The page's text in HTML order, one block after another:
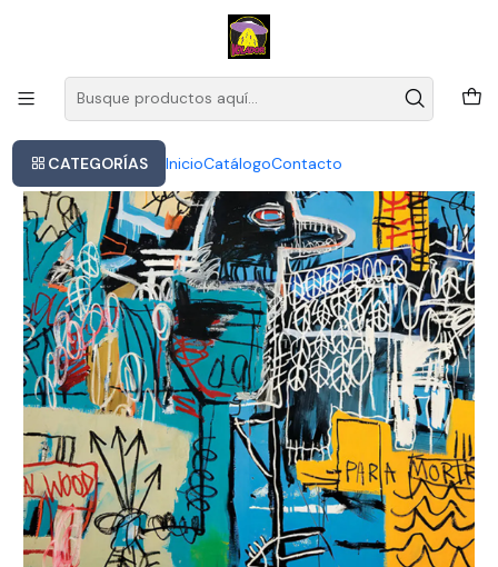
CATEGORÍAS InicioCatálogoContacto
Este es el texto del slide